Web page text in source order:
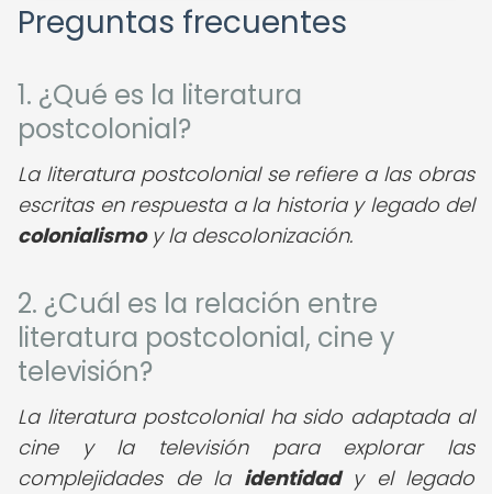
Preguntas frecuentes
1. ¿Qué es la literatura
postcolonial?
La literatura postcolonial se refiere a las obras
escritas en respuesta a la historia y legado del
colonialismoy la descolonización.
2. ¿Cuál es la relación entre
literatura postcolonial, cine y
televisión?
La literatura postcolonial ha sido adaptada al
cine y la televisión para explorar las
complejidades de la identidady el legado